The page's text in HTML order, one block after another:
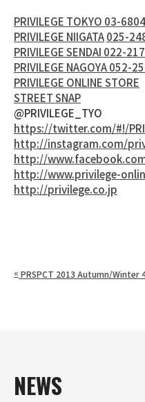
PRIVILEGE TOKYO 03-
PRIVILEGE NIIGATA025-
PRIVILEGE SENDAI 022-
PRIVILEGE NAGOYA 052-
PRIVILEGE ONLINE STORE
STREET SNAP
@PRIVILEGE_TYO
https://twitter.com/#!/
http://instagram.com/
http://
http://www.privilege-
http://privilege.co.jp
« PRSPCT 2013 Autumn/Winter
NEWS